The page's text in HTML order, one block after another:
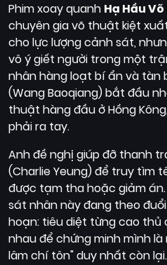
Phim xoay quanh Hạ Hầu Võ
chuyên gia võ thuật kiệt
cho lực lượng cảnh sát,
vô ý giết người trong một
nhân hàng loạt bí ẩn và tàn
(Wang Baoqiang) bắt đầu
thuật hàng đầu ở Hồng
phải ra tay.
Anh đề nghị giúp đỡ thanh
(Charlie Yeung) để truy tìm
được tạm tha hoặc giảm
sát nhân này đang theo
hoạn: tiêu diệt từng cao thủ
nhau để chứng minh mình
lâm chí tôn" duy nhất còn lại.